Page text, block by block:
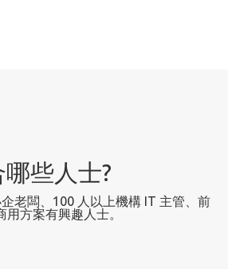
些人士?
老闆、100 人以上機構 IT 主管、前
用方案有興趣人士。